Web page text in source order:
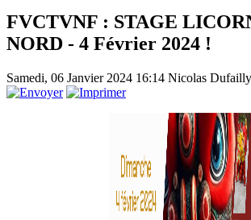
FVCTVNF : STAGE
NORD - 4 Février 2024 !
Samedi, 06 Janvier 2024 16:14 Nicolas Dufailly